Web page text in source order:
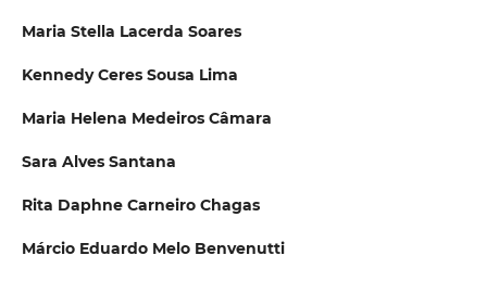
Maria Stella Lacerda Soares
Kennedy Ceres Sousa Lima
Maria Helena Medeiros Câmara
Sara Alves Santana
Rita Daphne Carneiro Chagas
Márcio Eduardo Melo Benvenutti